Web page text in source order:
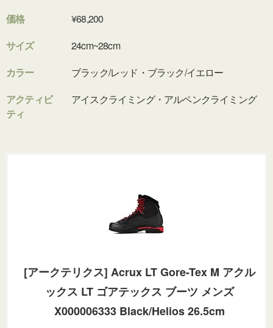
価格
¥68,200
サイズ
24cm~28cm
カラー
ブラック/レッド・ブラック/イエロー
アクティビ
ティ
アイスクライミング・アルペンクライミング
[アークテリクス] Acrux LT Gore-Tex M アクル
ックス LT ゴアテックス ブーツ メンズ
X000006333 Black/Helios 26.5cm